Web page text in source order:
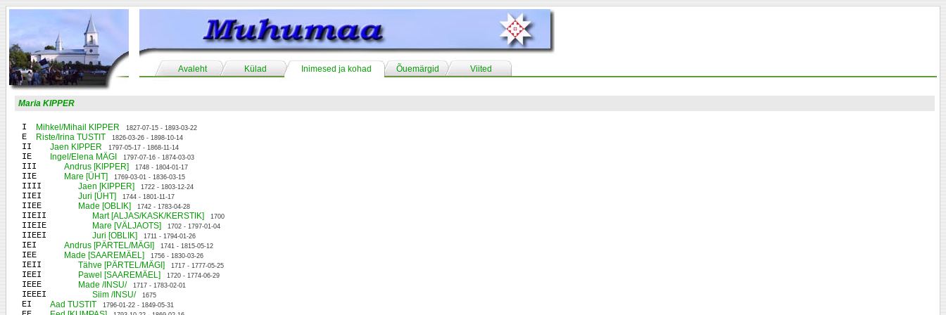
Avaleht Külad Inimesed ja kohad Õuemärgid Viited
Maria KIPPER
I Mihkel/Mihail KIPPER 1827-07-15 - 1893-03-22
E Riste/Irina TUSTIT 1826-03-26 - 1898-10-14
II Jaen KIPPER 1797-05-17 - 1868-11-14
IE Ingel/Elena MÄGI 1797-07-16 - 1874-03-03
III Andrus [KIPPER] 1748 - 1804-01-17
IIE Mare [ÜHT] 1769-03-01 - 1836-03-15
IIII Jaen [KIPPER] 1722 - 1803-12-24
IIEI Juri [ÜHT] 1744 - 1801-11-17
IIEE Made [OBLIK] 1742 - 1783-04-28
IIEII Mart [ALJAS/KASK/KERSTIK] 1700
IIEIE Mare [VÄLJAOTS] 1702 - 1797-01-04
IIEEI Juri [OBLIK] 1711 - 1794-01-26
IEI Andrus [PÄRTEL/MÄGI] 1741 - 1815-05-12
IEE Made [SAAREMÄEL] 1756 - 1830-03-26
IEII Tähve [PÄRTEL/MÄGI] 1717 - 1777-05-25
IEEI Pawel [SAAREMÄEL] 1720 - 1774-06-29
IEEE Made /INSU/ 1717 - 1783-02-01
IEEEI Siim /INSU/ 1675
EI Aad TUSTIT 1796-01-22 - 1849-05-31